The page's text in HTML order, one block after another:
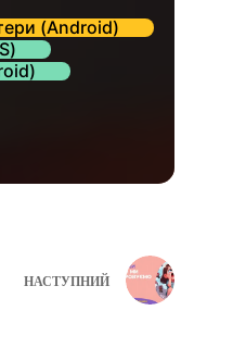
(Android)
НАСТУПНИЙ